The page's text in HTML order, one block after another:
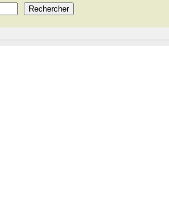
Rechercher